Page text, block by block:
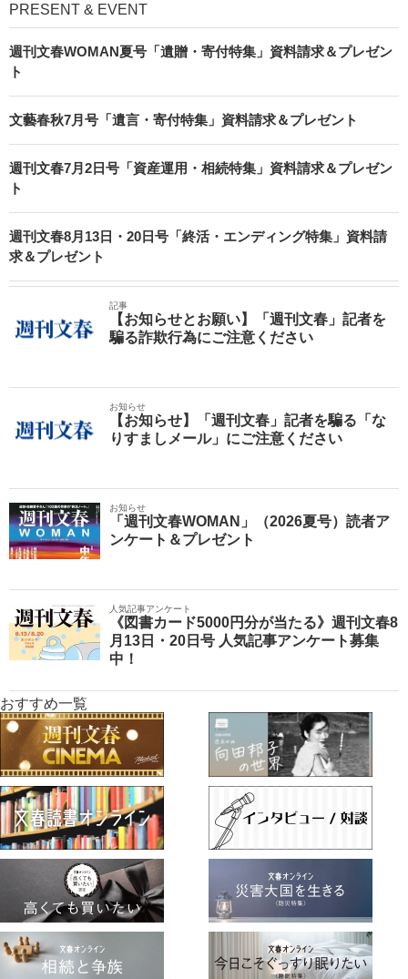
PRESENT & EVENT
週刊文春WOMAN夏号「遺贈・寄付特集」資料請求＆プレゼン
ト
文藝春秋7月号「遺言・寄付特集」資料請求＆プレゼント
週刊文春7月2日号「資産運用・相続特集」資料請求＆プレゼン
ト
週刊文春8月13日・20日号「終活・エンディング特集」資料請
求＆プレゼント
記事
【お知らせとお願い】「週刊文春」記者を
騙る詐欺行為にご注意ください
お知らせ
【お知らせ】「週刊文春」記者を騙る「な
りすましメール」にご注意ください
お知らせ
「週刊文春WOMAN」（2026夏号）読者ア
ンケート＆プレゼント
人気記事アンケート
《図書カード5000円分が当たる》週刊文春8
月13日・20日号 人気記事アンケート募集
中！
おすすめ一覧